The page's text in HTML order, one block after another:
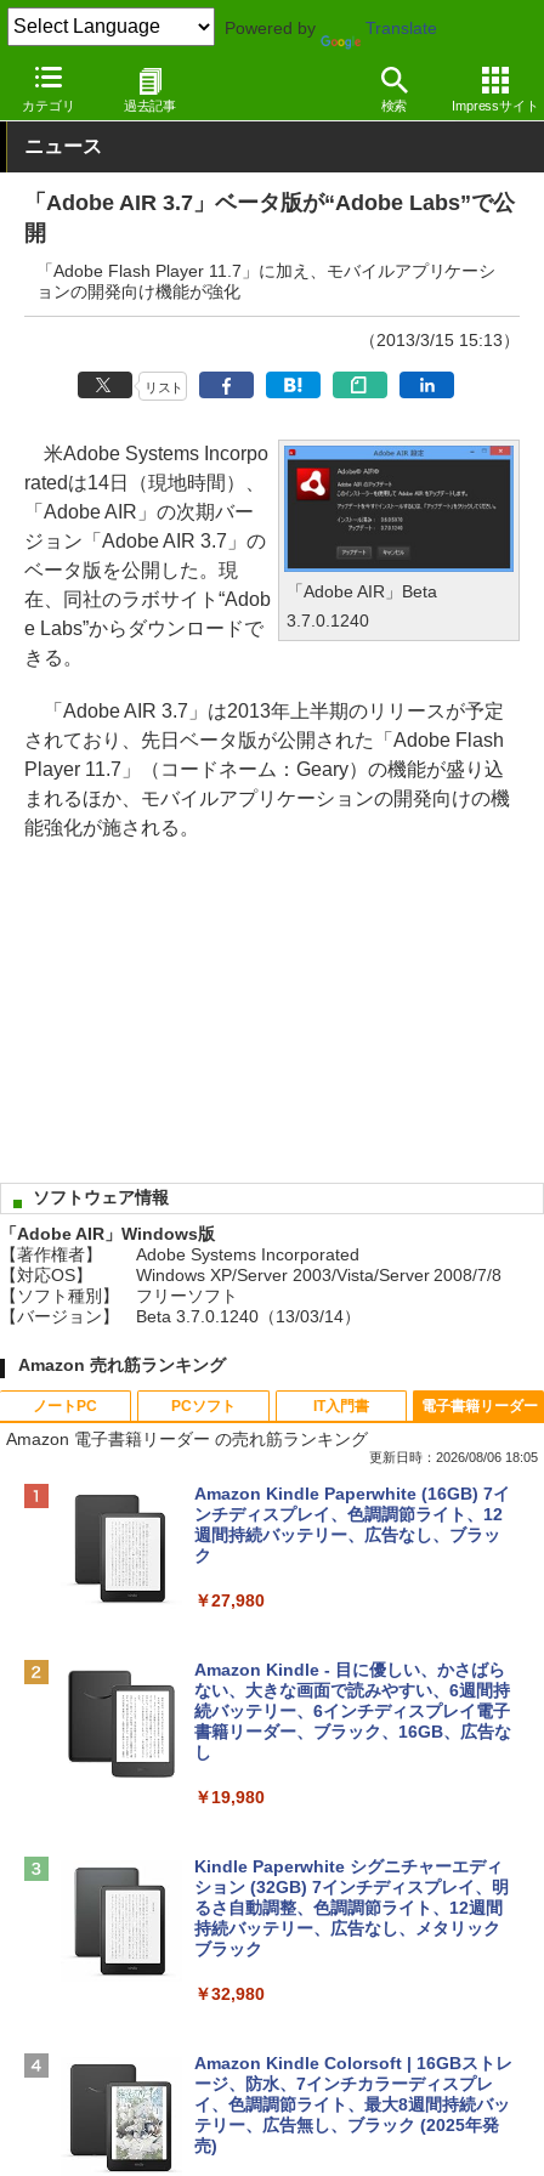
Powered by Translate
カテゴリ 過去記事 検索 Impressサイト
窓の杜 システム・ファイル Windows
ニュース
「Adobe AIR 3.7」ベータ版が“Adobe Labs”で公
開
「Adobe Flash Player 11.7」に加え、モバイルアプリケーシ
ョンの開発向け機能が強化
（2013/3/15 15:13）
リスト
「Adobe AIR」Beta
3.7.0.1240
米Adobe Systems Incorpo
ratedは14日（現地時間）、
「Adobe AIR」の次期バー
ジョン「Adobe AIR 3.7」の
ベータ版を公開した。現
在、同社のラボサイト“Adob
e Labs”からダウンロードで
きる。
「Adobe AIR 3.7」は2013年上半期のリリースが予定
されており、先日ベータ版が公開された「Adobe Flash
Player 11.7」（コードネーム：Geary）の機能が盛り込
まれるほか、モバイルアプリケーションの開発向けの機
能強化が施される。
ソフトウェア情報
「Adobe AIR」Windows版
【著作権者】
Adobe Systems Incorporated
【対応OS】
Windows XP/Server 2003/Vista/Server 2008/7/8
【ソフト種別】
フリーソフト
【バージョン】
Beta 3.7.0.1240（13/03/14）
Amazon 売れ筋ランキング
ノートPC
Apple 2026 MacBook Neo A18 Proチッ
プ搭載13インチノートブック：AIとAppl
e Intelligenceのために設計、Liquid Ret
inaディスプレイ、8GBユニファイドメモ
eTime HDカメラ、Touch ID - インディ
￥137,800
tomtoc 360°保護 15.6 16インチ パソコ
ンケース Dell NEC Lavie ASUS HP dyna
Apple 2026 MacBook Air M5チップ搭載
13インチノートブック：AIとApple Intell
igence、13.6インチLiquid Retinaディ
スプレイ、24GBユニファイドメモリ、1
ームカメラ、日本語キーボード、Touch I
￥314,800
【Amazon.co.jp限定】 HP ノートパソコ
ン 15-fd 15.6インチ 16GBメモリ 512GB
PCソフト
Robloxギフトカード - 800 Robux 【限
定バーチャルアイテムを含む】 【オンラ
インゲームコード】 ロブロックス | オン
ラインコード版
￥1,300
Microsoft Office Home & Business 202
4(最新 永続版)|オンラインコード版|Wind
ows11、10/mac対応|PC2台
￥39,582
インゲームコード】 ロブロックス | オン
ラインコード版
￥3,200
Robloxギフトカード - 1000 Robux 【限
ラインコード版
￥1,600
IT入門書
生成AIパスポート公式テキスト 第４版
￥1,766
出す プロンプトの言葉 AI画像生成シリー
ズ (はぴーイラストLabo)
￥480
ClaudeCode いちばんやさしい 教科書:
にもKindle出版にも！ 非エンジニアのた
めのAIコーディング入門シリーズ
￥99
FM TOWNS ハイパー・カタログ: 本体ハ
￥1,600
1冊ですべて身につくHTML & CSSとWe
電子書籍リーダー
Amazon 電子書籍リーダー の売れ筋ランキング
更新日時：2026/08/06 18:05
Amazon Kindle Paperwhite (16GB) 7イ
ンチディスプレイ、色調調節ライト、12
週間持続バッテリー、広告なし、ブラッ
ク
￥27,980
Amazon Kindle - 目に優しい、かさばら
ない、大きな画面で読みやすい、6週間持
続バッテリー、6インチディスプレイ電子
書籍リーダー、ブラック、16GB、広告な
し
￥19,980
Kindle Paperwhite シグニチャーエディ
ション (32GB) 7インチディスプレイ、明
るさ自動調整、色調調節ライト、12週間
持続バッテリー、広告なし、メタリック
ブラック
￥32,980
Amazon Kindle Colorsoft | 16GBストレ
ージ、防水、7インチカラーディスプレ
イ、色調調節ライト、最大8週間持続バッ
テリー、広告無し、ブラック (2025年発
売)